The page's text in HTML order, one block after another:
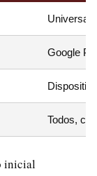
Universal
Google
Todos,
inicial